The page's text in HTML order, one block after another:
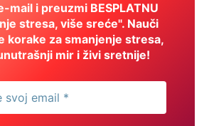
mail i preuzmi BESPLATNU
stresa, više sreće". Nauči
korake za smanjenje stresa,
mir i živi sretnije!